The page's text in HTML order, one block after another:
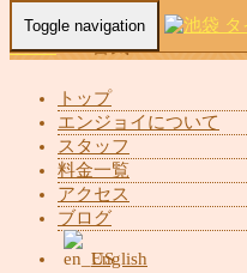
Toggle navigation
トップ
エンジョイについて
スタッフ
料金一覧
アクセス
ブログ
English
Home-一番気…
一番気持ちいいマッサー